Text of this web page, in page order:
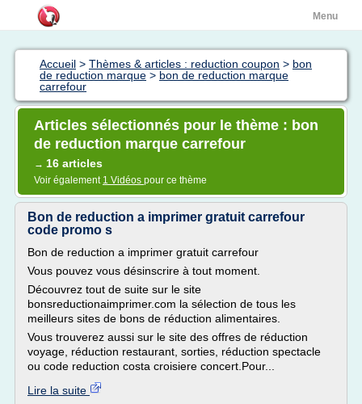
Menu
Accueil > Thèmes & articles : reduction coupon > bon
de reduction marque > bon de reduction marque
carrefour
Articles sélectionnés pour le thème : bon
de reduction marque carrefour
→ 16 articles
Voir également 1 Vidéos pour ce thème
Bon de reduction a imprimer gratuit carrefour
code promo s
Bon de reduction a imprimer gratuit carrefour
Vous pouvez vous désinscrire à tout moment.
Découvrez tout de suite sur le site
bonsreductionaimprimer.com la sélection de tous les
meilleurs sites de bons de réduction alimentaires.
Vous trouverez aussi sur le site des offres de réduction
voyage, réduction restaurant, sorties, réduction spectacle
ou code reduction costa croisiere concert.Pour...
Lire la suite